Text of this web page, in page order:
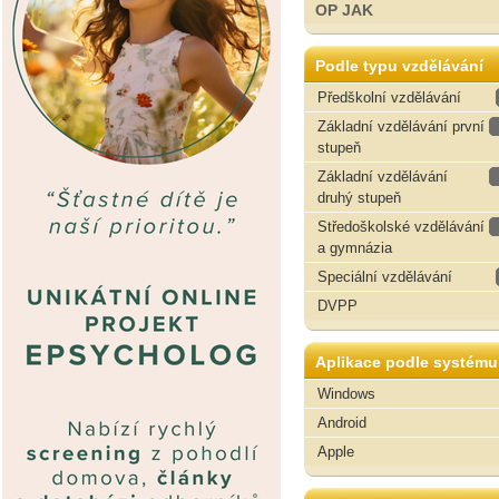
OP JAK
Podle typu vzdělávání
Předškolní vzdělávání
Základní vzdělávání první
stupeň
Základní vzdělávání
druhý stupeň
Středoškolské vzdělávání
a gymnázia
Speciální vzdělávání
DVPP
Aplikace podle systému
Windows
Android
Apple